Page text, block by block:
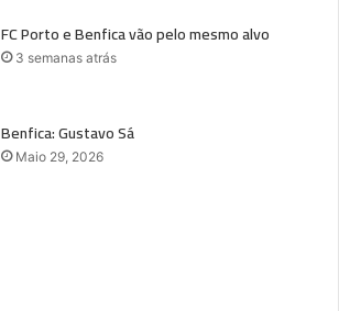
FC Porto e Benfica vão pelo mesmo alvo
3 semanas atrás
Benfica: Gustavo Sá
Maio 29, 2026